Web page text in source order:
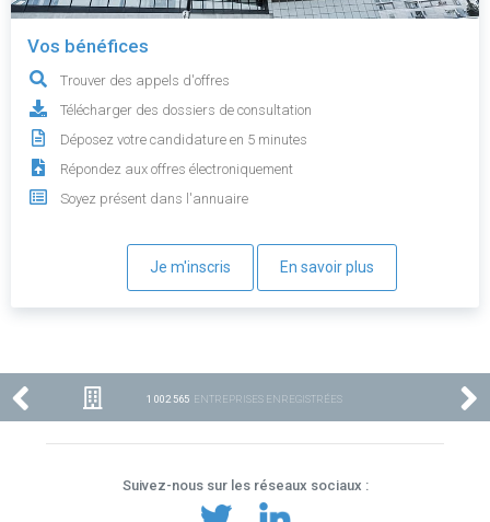
Vos bénéfices
Trouver des appels d'offres
Télécharger des dossiers de consultation
Déposez votre candidature en 5 minutes
Répondez aux offres électroniquement
Soyez présent dans l'annuaire
Je m'inscris En savoir plus
1 002 565 ENTREPRISES ENREGISTRÉES
Suivez-nous sur les réseaux sociaux :